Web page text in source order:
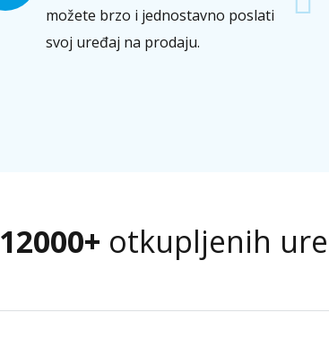
možete brzo i jednostavno poslati
svoj uređaj na prodaju.
12000+ otkupljenih